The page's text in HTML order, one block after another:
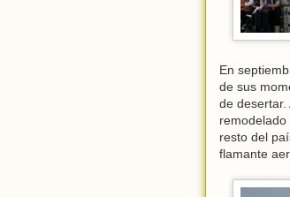
En
de sus
de
resto del
flamante